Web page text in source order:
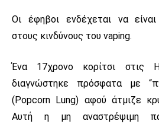
Οι έφηβοι ενδέχεται να είναι
στους κινδύνους του vaping.
Ένα 17χρονο κορίτσι στις
διαγνώστηκε πρόσφατα με
(Popcorn Lung) αφού άτμιζε
Αυτή η μη αναστρέψιμη